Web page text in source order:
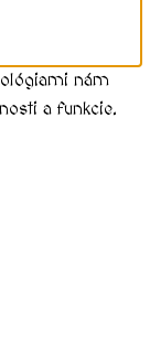
nám
a funkcie.